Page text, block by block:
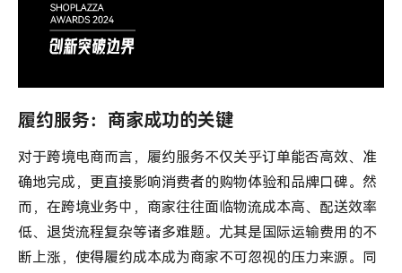
履约服务：商家成功的关键
对于跨境电商而言，履约服务不仅关乎订单能否高效、准
确地完成，更直接影响消费者的购物体验和品牌口碑。然
而，在跨境业务中，商家往往面临物流成本高、配送效率
低、退货流程复杂等诸多难题。尤其是国际运输费用的不
断上涨，使得履约成本成为商家不可忽视的压力来源。同